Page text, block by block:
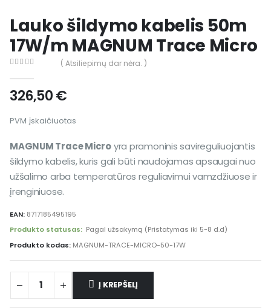
Lauko šildymo kabelis 50m
17W/m MAGNUM Trace Micro
( Atsiliepimų dar nėra. )
326,50€
PVM įskaičiuotas
MAGNUM Trace Microyra pramoninis savireguliuojantis
šildymo kabelis, kuris gali būti naudojamas apsaugai nuo
užšalimo arba temperatūros reguliavimui vamzdžiuose ir
įrenginiuose.
EAN: 8717185495195
Produkto statusas: Pagal užsakymą (Pristatymas iki 5-8 d.d)
Produkto kodas: MAGNUM-TRACE-MICRO-50-17W
Į KREPŠELĮ
Alternative: